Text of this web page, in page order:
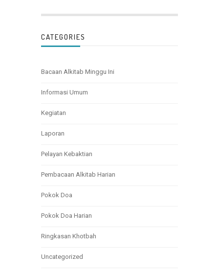
CATEGORIES
Bacaan Alkitab Minggu Ini
Informasi Umum
Kegiatan
Laporan
Pelayan Kebaktian
Pembacaan Alkitab Harian
Pokok Doa
Pokok Doa Harian
Ringkasan Khotbah
Uncategorized